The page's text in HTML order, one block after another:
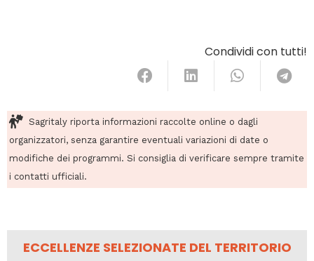
Condividi con tutti!
Sagritaly riporta informazioni raccolte online o dagli
organizzatori, senza garantire eventuali variazioni di date o
modifiche dei programmi. Si consiglia di verificare sempre tramite
i contatti ufficiali.
ECCELLENZE SELEZIONATE DEL TERRITORIO